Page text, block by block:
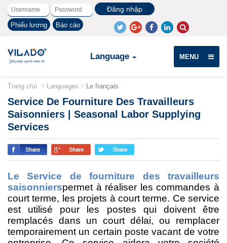
Phiếu lương Báo cáo
Language MENU
Trang chủ Languages Le français
Service De Fourniture Des Travailleurs
Saisonniers | Seasonal Labor Supplying
Services
Le Service de fourniture des travailleurs
saisonnierspermet à réaliser les commandes à
court terme, les projets à court terme. Ce service
est utilisé pour les postes qui doiventêtre
remplacés dans un court délai, ou remplacer
temporairement un certain poste vacant de votre